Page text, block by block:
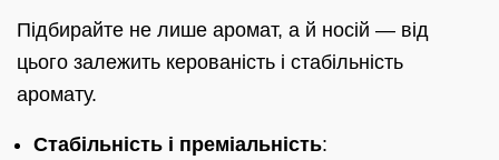
Підбирайте не лише аромат, а й носій — від
цього залежить керованість і стабільність
аромату.
Стабільність і преміальність: